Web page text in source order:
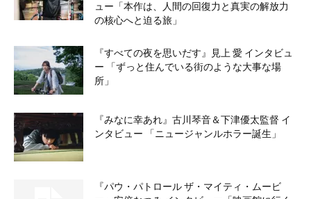
ュー「本作は、人間の回復力と真実の解放力
の核心へと迫る旅」
『すべての夜を思いだす』見上 愛 インタビュ
ー 「ずっと住んでいる街のような大事な場
所」
『みなに幸あれ』古川琴音＆下津優太監督 イ
ンタビュー 「ニュージャンルホラー誕生」
『パウ・パトロール ザ・マイティ・ムービ